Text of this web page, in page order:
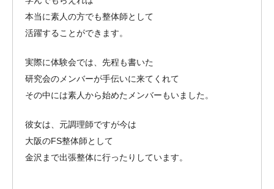
本当に素人の方でも整体師として
活躍することができます。
実際に体験会では、先程も書いた
研究会のメンバーが手伝いに来てくれて
その中には素人から始めたメンバーもいました。
彼女は、元調理師ですが今は
大阪のFS整体師として
金沢まで出張整体に行ったりしています。